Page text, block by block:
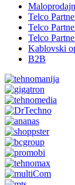
Telco
Telco
Telco
Kablovski
B2B